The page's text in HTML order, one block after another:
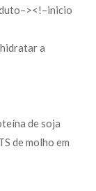
a
de soja
de molho em